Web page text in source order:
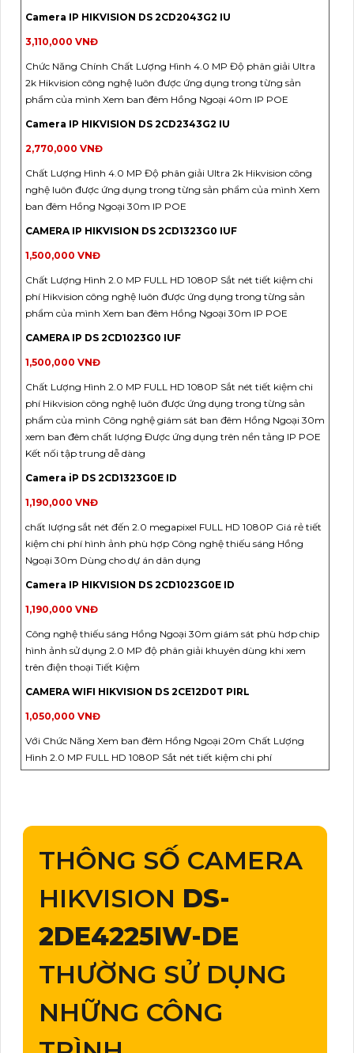
Camera IP HIKVISION DS 2CD2043G2 IU
3,110,000 VNĐ
Chức Năng Chính Chất Lượng Hình 4.0 MP Độ phân giải Ultra
2k Hikvision công nghệ luôn được ứng dụng trong từng sản
phẩm của mình Xem ban đêm Hồng Ngoại 40m IP POE
Camera IP HIKVISION DS 2CD2343G2 IU
2,770,000 VNĐ
Chất Lượng Hình 4.0 MP Độ phân giải Ultra 2k Hikvision công
nghệ luôn được ứng dụng trong từng sản phẩm của mình Xem
ban đêm Hồng Ngoại 30m IP POE
CAMERA IP HIKVISION DS 2CD1323G0 IUF
1,500,000 VNĐ
Chất Lượng Hình 2.0 MP FULL HD 1080P Sắt nét tiết kiệm chi
phí Hikvision công nghệ luôn được ứng dụng trong từng sản
phẩm của mình Xem ban đêm Hồng Ngoại 30m IP POE
CAMERA IP DS 2CD1023G0 IUF
1,500,000 VNĐ
Chất Lượng Hình 2.0 MP FULL HD 1080P Sắt nét tiết kiệm chi
phí Hikvision công nghệ luôn được ứng dụng trong từng sản
phẩm của mình Công nghệ giám sát ban đêm Hồng Ngoại 30m
xem ban đêm chất lượng Được ứng dụng trên nền tảng IP POE
Kết nối tập trung dễ dàng
Camera iP DS 2CD1323G0E ID
1,190,000 VNĐ
chất lượng sắt nét đến 2.0 megapixel FULL HD 1080P Giá rẻ tiết
kiệm chi phí hình ảnh phù hợp Công nghệ thiếu sáng Hồng
Ngoại 30m Dùng cho dự án dân dụng
Camera IP HIKVISION DS 2CD1023G0E ID
1,190,000 VNĐ
Công nghệ thiếu sáng Hồng Ngoại 30m giám sát phù hơp chip
hình ảnh sử dụng 2.0 MP độ phân giải khuyên dùng khi xem
trên điện thoại Tiết Kiệm
CAMERA WIFI HIKVISION DS 2CE12D0T PIRL
1,050,000 VNĐ
Với Chức Năng Xem ban đêm Hồng Ngoại 20m Chất Lượng
Hình 2.0 MP FULL HD 1080P Sắt nét tiết kiệm chi phí
THÔNG SỐ CAMERA
HIKVISION DS-
2DE4225IW-DE
THƯỜNG SỬ DỤNG
NHỮNG CÔNG